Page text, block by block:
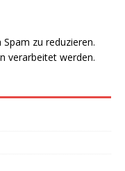
zu reduzieren.
verarbeitet werden.